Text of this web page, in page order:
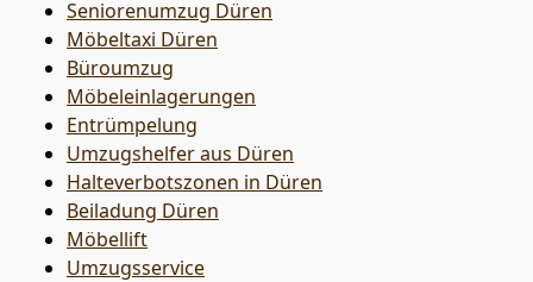
Seniorenumzug Düren
Möbeltaxi Düren
Büroumzug
Möbeleinlagerungen
Entrümpelung
Umzugshelfer aus Düren
Halteverbotszonen in Düren
Beiladung Düren
Möbellift
Umzugsservice